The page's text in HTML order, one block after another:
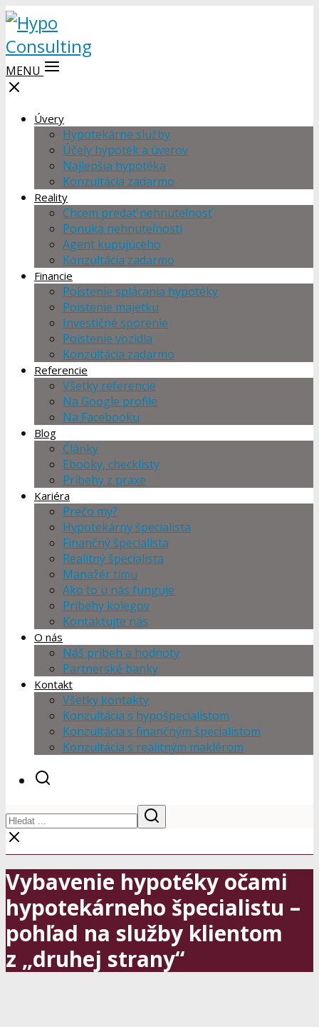
MENU
Úvery
Hypotekárne služby
Účely hypoték a úverov
Najlepšia hypotéka
Konzultácia zadarmo
Reality
Chcem predať nehnuteľnosť
Ponuka nehnuteľností
Agent kupujúceho
Konzultácia zadarmo
Financie
Poistenie splácania hypotéky
Poistenie majetku
Investičné sporenie
Poistenie vozidla
Konzultácia zadarmo
Referencie
Všetky referencie
Na Google profile
Na Facebooku
Blog
Články
Ebooky, checklisty
Príbehy z praxe
Kariéra
Prečo my?
Hypotekárny špecialista
Finančný špecialista
Realitný špecialista
Manažér tímu
Ako to u nás funguje
Príbehy kolegov
Kontaktujte nás
O nás
Náš príbeh a hodnoty
Partnerské banky
Kontakt
Všetky kontakty
Konzultácia s hypošpecialistom
Konzultácia s finančným špecialistom
Konzultácia s realitným maklérom
Vybavenie hypotéky očami
hypotekárneho špecialistu –
pohľad na služby klientom
z „druhej strany“